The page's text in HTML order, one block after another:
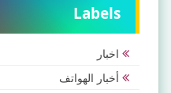
Labels
اخبار
أخبار الهواتف